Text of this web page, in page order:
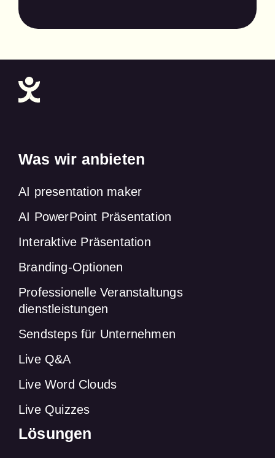
Was wir anbieten
AI presentation maker
AI PowerPoint Präsentation
Interaktive Präsentation
Branding-Optionen
Professionelle Veranstaltungs
dienstleistungen
Sendsteps für Unternehmen
Live Q&A
Live Word Clouds
Live Quizzes
Lösungen